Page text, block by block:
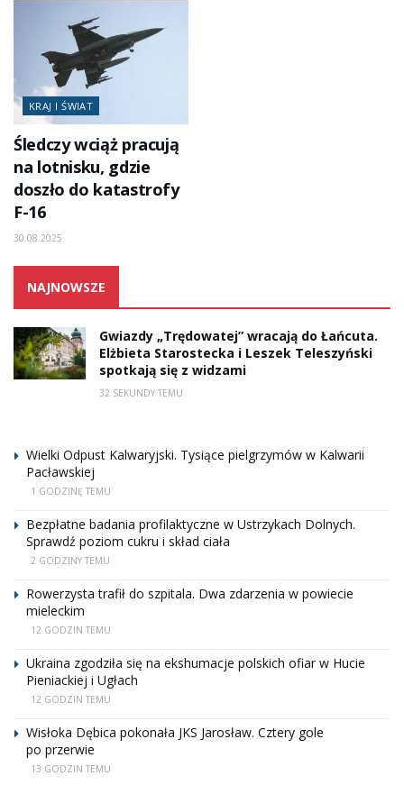
KRAJ I ŚWIAT
Śledczy wciąż pracują
na lotnisku, gdzie
doszło do katastrofy
F-16
30.08.2025
NAJNOWSZE
Gwiazdy „Trędowatej” wracają do Łańcuta.
Elżbieta Starostecka i Leszek Teleszyński
spotkają się z widzami
32 SEKUNDY TEMU
Wielki Odpust Kalwaryjski. Tysiące pielgrzymów w Kalwarii
Pacławskiej
1 GODZINĘ TEMU
Bezpłatne badania profilaktyczne w Ustrzykach Dolnych.
Sprawdź poziom cukru i skład ciała
2 GODZINY TEMU
Rowerzysta trafił do szpitala. Dwa zdarzenia w powiecie
mieleckim
12 GODZIN TEMU
Ukraina zgodziła się na ekshumacje polskich ofiar w Hucie
Pieniackiej i Ugłach
12 GODZIN TEMU
Wisłoka Dębica pokonała JKS Jarosław. Cztery gole
po przerwie
13 GODZIN TEMU